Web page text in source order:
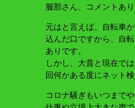
服部さん、コメントあ
元はと言えば、自転車
込んだ口ですから、自
ありです。
しかし、大昔と現在で
回何かある度にネット
コロナ騒ぎもいつまで